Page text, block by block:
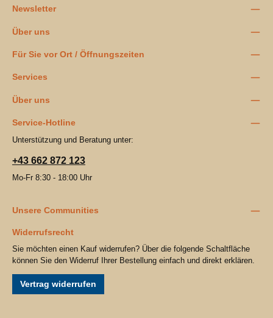
Newsletter
Über uns
Für Sie vor Ort / Öffnungszeiten
Services
Über uns
Service-Hotline
Unterstützung und Beratung unter:
+43 662 872 123
Mo-Fr 8:30 - 18:00 Uhr
Unsere Communities
Widerrufsrecht
Sie möchten einen Kauf widerrufen? Über die folgende Schaltfläche
können Sie den Widerruf Ihrer Bestellung einfach und direkt erklären.
Vertrag widerrufen